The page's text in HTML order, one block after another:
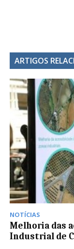
ARTIGOS
NOTÍCIAS
Melhoria das
Industrial de